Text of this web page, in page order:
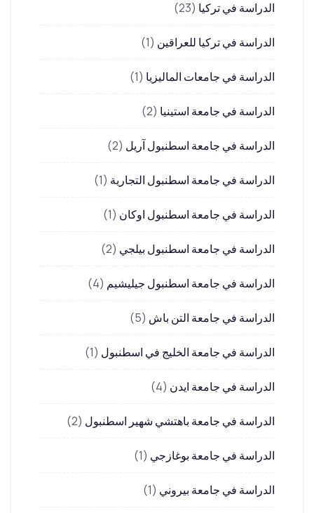
الدراسة في تركيا(23)
الدراسة في تركيا للعراقين(1)
الدراسة في جامعات الماليزيا(1)
الدراسة في جامعة استينيا(2)
الدراسة في جامعة اسطنبول آريل (2)
الدراسة في جامعة اسطنبول التجارية(1)
الدراسة في جامعة اسطنبول اوكان(1)
الدراسة في جامعة اسطنبول بيلجي (2)
الدراسة في جامعة اسطنبول جيليشيم(4)
الدراسة في جامعة التن باش(5)
الدراسة في جامعة الخليج في اسطنبول (1)
الدراسة في جامعة ايدن(4)
الدراسة في جامعة باهتشي شهير اسطنبول (2)
الدراسة في جامعة بوغازجي (1)
الدراسة في جامعة بيروني (1)